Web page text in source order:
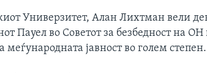
Универзитет, Алан Лихтман вели
Пауел во Советот за безбедност на ОН
јавност во голем степен.